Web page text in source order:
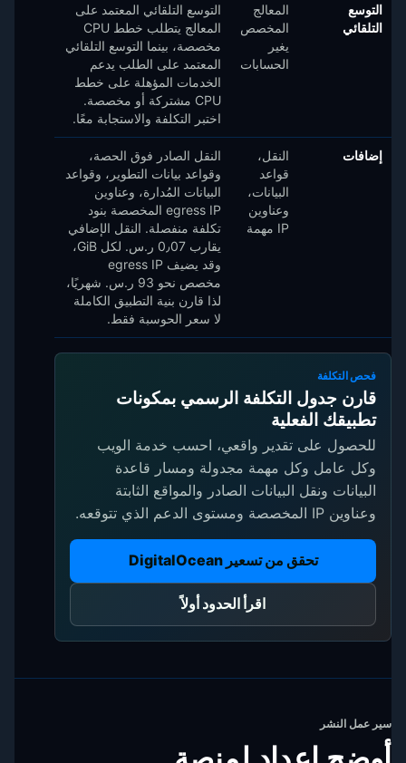
التوسع
التلقائي
المعالج
المخصص
يغير
الحسابات
التوسع التلقائي المعتمد على
المعالج يتطلب خطط CPU
مخصصة، بينما التوسع التلقائي
المعتمد على الطلب يدعم
الخدمات المؤهلة على خطط
CPU مشتركة أو مخصصة.
اختبر التكلفة والاستجابة معًا.
إضافات
النقل،
قواعد
البيانات،
وعناوين
IP مهمة
النقل الصادر فوق الحصة،
وقواعد بيانات التطوير، وقواعد
البيانات المُدارة، وعناوين
egress IP المخصصة بنود
تكلفة منفصلة. النقل الإضافي
يقارب 0٫07 ر.س.‏ لكل GiB،
وقد يضيف egress IP
مخصص نحو 93 ر.س.‏ شهريًا،
لذا قارن بنية التطبيق الكاملة
لا سعر الحوسبة فقط.
فحص التكلفة
قارن جدول التكلفة الرسمي بمكونات
تطبيقك الفعلية
للحصول على تقدير واقعي، احسب خدمة الويب
وكل عامل وكل مهمة مجدولة ومسار قاعدة
البيانات ونقل البيانات الصادر والمواقع الثابتة
وعناوين IP المخصصة ومستوى الدعم الذي تتوقعه.
تحقق من تسعير DigitalOcean
اقرأ الحدود أولاً
سير عمل النشر